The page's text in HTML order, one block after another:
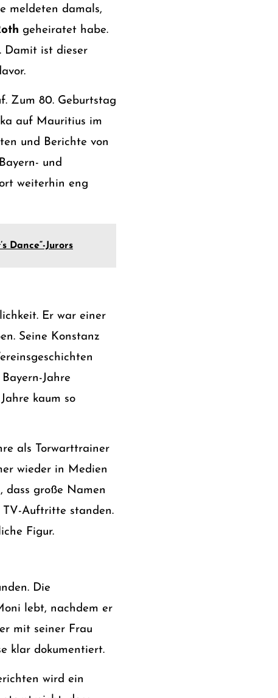
meldeten damals,
geheiratet habe.
Damit ist dieser
Zum 80. Geburtstag
auf Mauritius im
und Berichte von
und
weiterhin eng
Dance“-Jurors
Er war einer
Seine Konstanz
Jahre
kaum so
als Torwarttrainer
wieder in Medien
dass große Namen
TV-Auftritte standen.
Figur.
Die
lebt, nachdem er
mit seiner Frau
klar dokumentiert.
wird ein